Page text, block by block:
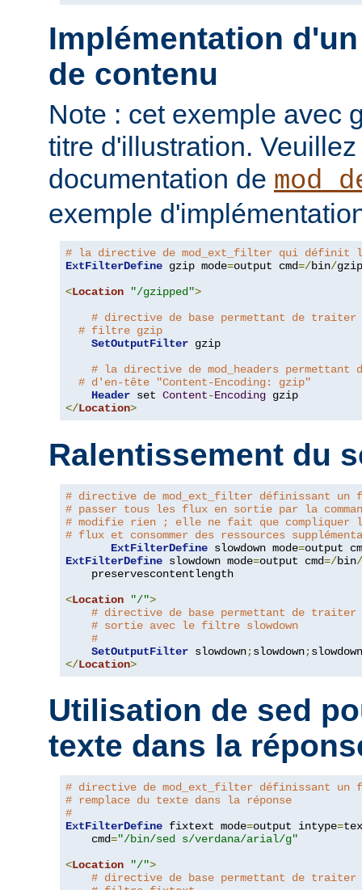
Implémentation
de contenu
Note : cet exemple avec
titre d'illustration.
documentation de
exemple
# la directive de mod_ext_filter qui définit
ExtFilterDefine gzip mode=output cmd=/bin/gzip
<Location "/gzipped">
# directive de base permettant de
# filtre gzip
SetOutputFilter gzip
# la directive de mod_headers permettant
# d'en-tête "Content-Encoding: gzip"
Header set Content-Encoding
</Location>
Ralentissement du
# directive de mod_ext_filter définissant
# passer tous les flux en sortie par la
# modifie rien ; elle ne fait que compliquer le
# flux et consommer des ressources
ExtFilterDefine slowdown mode=output
ExtFilterDefine slowdown mode=output cmd=/bin/
    preservescontentlength
<Location "/">
# directive de base permettant de
# sortie avec le filtre slowdown
#
SetOutputFilter slowdown;slowdown;
</Location>
Utilisation de sed
texte dans la
# directive de mod_ext_filter définissant
# remplace du texte dans la réponse
#
ExtFilterDefine fixtext mode=output intype=
    cmd
="/bin/sed s/verdana/arial/g"
<Location "/">
# directive de base permettant de